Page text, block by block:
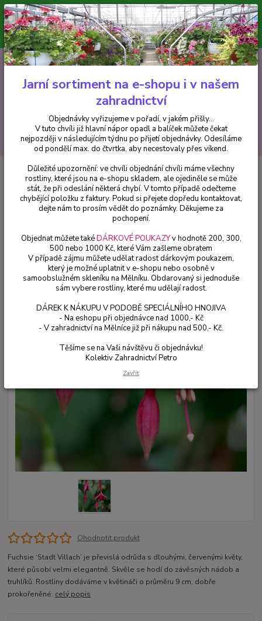
Minimální hodnota pro odeslání z e-shopu je 300 Kč.
V tuto chvíli již hlavní nápor objednávek opadl a balíček můžete čekat
nejpozději v následujícím týdnu po přijetí objednávky. Objednávky
vyřizujeme v pořadí, v jakém přišly...
CZK
Hledat
+420 602 223 614 0ks
za0 Kč
Fuchsie Stadt Villach Fuchsie - cena za kus v 3-kusovém balení
Stadt Villach Fuchsie - cena za
kus v 3-kusovém balení
Ohodnotit produkt
Fuchsie ‘Stadt Villach’ je převislá odrůda s dlouhými, červenými květy,
které působí velmi elegantně. Skvěle se hodí do závěsných nádob a
truhlíků. Rostliny dodáváme v květináči o průměru 9 cm, dobře
prokořeněné. celý popis
Jarní sortiment na e-shopu i v našem
zahradnictví
Objednávky vyřizujeme v pořadí, v jakém přišly...
V tuto chvíli již hlavní nápor opadl a balíček můžete čekat
nejpozději v následujícím týdnu po přijetí objednávky. Odesíláme
od pondělí max. do čtvrtka, aby necestovaly přes víkend.
Důležité upozornění: ve chvíli objednání chvíli máme všechny
rostliny, které jsou na e-shopu skladem, ale ojediněle se může
stát, že při odeslání některá chybí. V tomto případě odečteme
chybějící položku z faktury. Pokud si přejete dopředu kontaktovat,
dejte nám to prosím vědět do poznámky. Děkujeme za
pochopení.
Objednat můžete takéDÁRKOVÉ POUKAZYv hodnotě 200, 300,
500 nebo 1000 Kč, které Vám zašleme obratem
V případě zájmu můžete udělat radost dárkovým poukazem,
který je možné uplatnit v e-shopu nebo osobně v
samoobslužném skleníku na Mělníku. Obdarovaný si jednoduše
sám vybere rostliny, které mu udělají radost.
DÁREK K NÁKUPU V PODOBĚ SPECIÁLNÍHO HNOJIVA
- Na eshopu při objednávce nad 1000,- Kč
- V zahradnictví na Mělníce již při nákupu nad 500,- Kč.
Těšíme se na Vaši návštěvu či objednávku!
Kolektiv Zahradnictví Petro
Zavřít